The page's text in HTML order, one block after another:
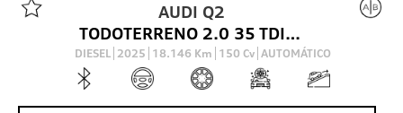
AUDI Q2
TODOTERRENO 2.0 35 TDI S TRONIC ADRENALIN EDITION 150 5P
DIESEL 2025 18.146 Km 150 Cv AUTOMÁTICO